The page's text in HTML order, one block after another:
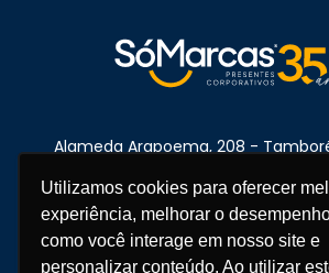
Utilizamos cookies para oferecer
experiência, melhorar o
como você interage em nosso site e
personalizar conteúdo. Ao utilizar
Alameda Arapoema, 208 -
06460-080